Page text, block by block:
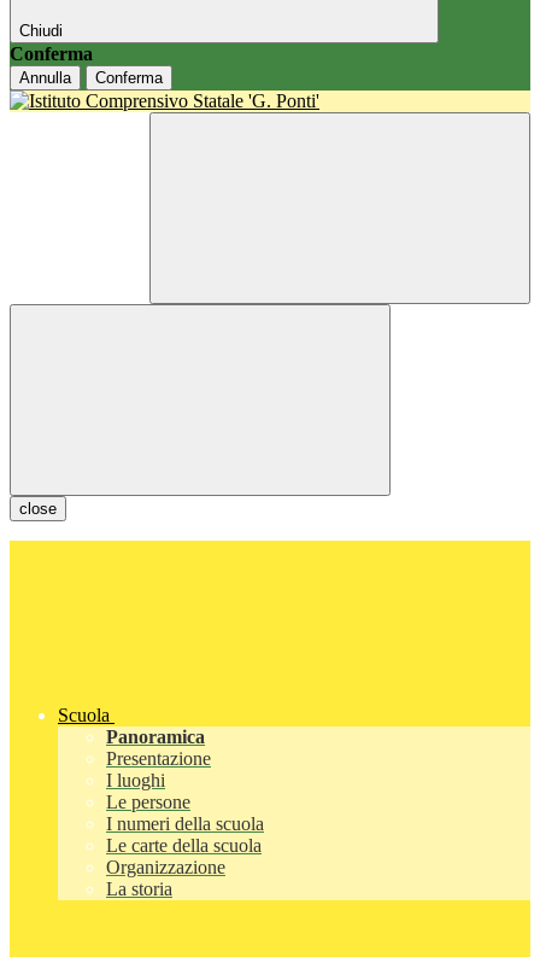
Chiudi
Conferma
Annulla Conferma
close
Scuola
Panoramica
Presentazione
I luoghi
Le persone
I numeri della scuola
Le carte della scuola
Organizzazione
La storia